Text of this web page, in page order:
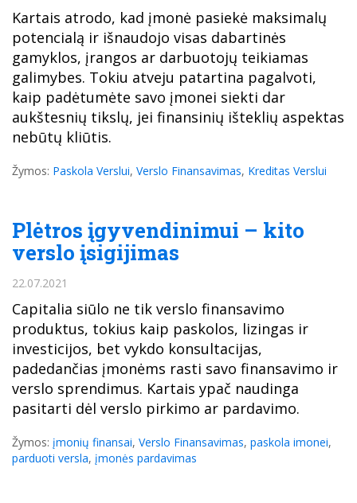
Kartais atrodo, kad įmonė pasiekė maksimalų
potencialą ir išnaudojo visas dabartinės
gamyklos, įrangos ar darbuotojų teikiamas
galimybes. Tokiu atveju patartina pagalvoti,
kaip padėtumėte savo įmonei siekti dar
aukštesnių tikslų, jei finansinių išteklių aspektas
nebūtų kliūtis.
Žymos: Paskola Verslui, Verslo Finansavimas, Kreditas Verslui
Plėtros įgyvendinimui – kito
verslo įsigijimas
22.07.2021
Capitalia siūlo ne tik verslo finansavimo
produktus, tokius kaip paskolos, lizingas ir
investicijos, bet vykdo konsultacijas,
padedančias įmonėms rasti savo finansavimo ir
verslo sprendimus. Kartais ypač naudinga
pasitarti dėl verslo pirkimo ar pardavimo.
Žymos: įmonių finansai, Verslo Finansavimas, paskola imonei,
parduoti versla, įmonės pardavimas